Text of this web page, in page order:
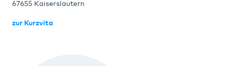
67655 Kaiserslautern
zur Kurzvita